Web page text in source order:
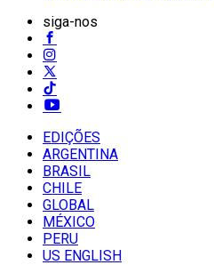
siga-nos
EDIÇÕES
ARGENTINA
BRASIL
CHILE
GLOBAL
MÉXICO
PERU
US ENGLISH